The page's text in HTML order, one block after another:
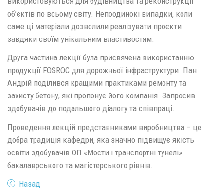
об’єктів по всьому світу. Непоодинокі випадки, коли
саме ці матеріали дозволили реалізувати проєкти
завдяки своїм унікальним властивостям.
Друга частина лекції була присвячена використанню
продукції FOSROC для дорожньої інфраструктури. Пан
Андрій поділився кращими практиками ремонту та
захисту бетону, які пропонує його компанія. Запросив
здобувачів до подальшого діалогу та співпраці.
Проведення лекцій представниками виробництва – це
добра традиція кафедри, яка значно підвищує якість
освіти здобувачів ОП «Мости і транспортні тунелі»
бакалаврського та магістерського рівнів.
Назад